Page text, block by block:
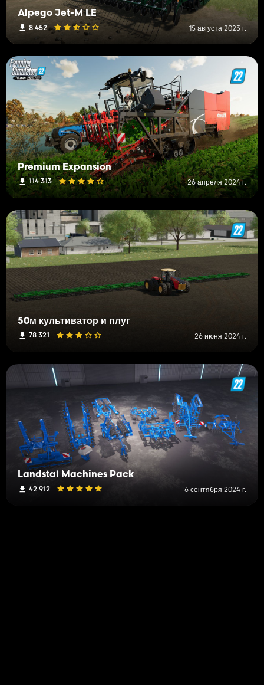
Alpego Jet-M LE
8 452 15 августа 2023 г.
Premium Expansion
114 313 26 апреля 2024 г.
50м культиватор и плуг
78 321 26 июня 2024 г.
Landstal Machines Pack
42 912 6 сентября 2024 г.